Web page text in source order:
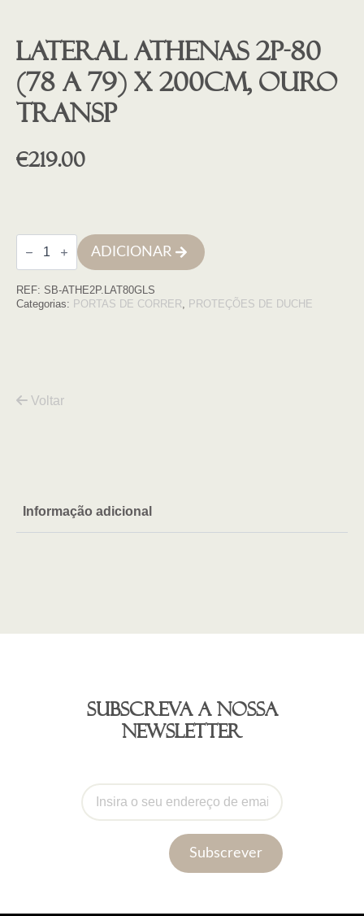
Lateral ATHENAS 2P-80
(78 a 79) X 200cm, OURO
transp
€219.00
Quantidade
de
Lateral
2P-
80
transp
ADICIONAR
REF: SB-ATHE2P.LAT80GLS
Categorias: PORTAS DE CORRER, PROTEÇÕES DE DUCHE
Voltar
Informação adicional
Subscreva a nossa
newsletter
Subscrever